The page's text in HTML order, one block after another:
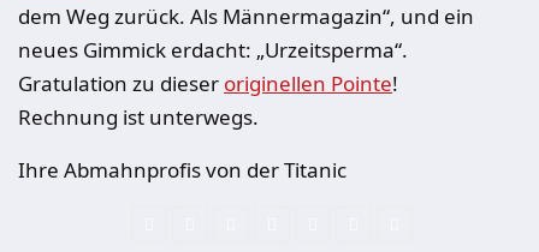
dem Weg zurück. Als Männermagazin“, und ein
neues Gimmick erdacht: „Urzeitsperma“.
Gratulation zu dieser originellen Pointe!
Rechnung ist unterwegs.
Ihre Abmahnprofis von der Titanic